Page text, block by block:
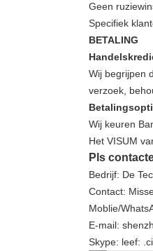
Geen
Specifiek
BETALING
Wij begrijpen
verzoek,
Wij keuren
Het VISUM
Pls
Bedrijf: De
Contact:
Moblie/
E-mail:
Skype: leef: